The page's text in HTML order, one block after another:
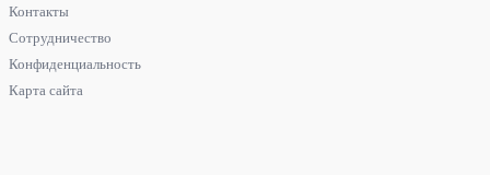
Контакты
Сотрудничество
Конфиденциальность
Карта сайта